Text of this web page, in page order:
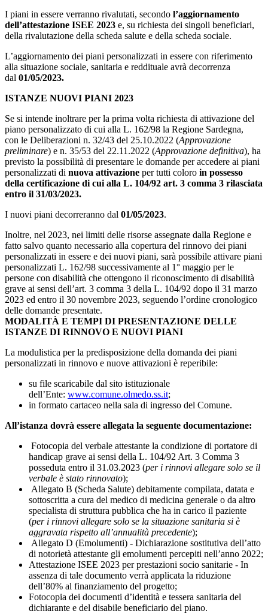
I piani in essere verranno rivalutati, secondo l’aggiornamento
dell’attestazione ISEE 2023 e, su richiesta dei singoli beneficiari,
della rivalutazione della scheda salute e della scheda sociale.
L’aggiornamento dei piani personalizzati in essere con riferimento
alla situazione sociale, sanitaria e reddituale avrà decorrenza
dal 01/05/2023.
ISTANZE NUOVI PIANI 2023
Se si intende inoltrare per la prima volta richiesta di attivazione del
piano personalizzato di cui alla L. 162/98 la Regione Sardegna,
con le Deliberazioni n. 32/43 del 25.10.2022 (Approvazione
preliminare) e n. 35/53 del 22.11.2022 (Approvazione definitiva), ha
previsto la possibilità di presentare le domande per accedere ai piani
personalizzati di nuova attivazione per tutti coloro in possesso
della certificazione di cui alla L. 104/92 art. 3 comma 3 rilasciata
entro il 31/03/2023.
I nuovi piani decorreranno dal 01/05/2023.
Inoltre, nel 2023, nei limiti delle risorse assegnate dalla Regione e
fatto salvo quanto necessario alla copertura del rinnovo dei piani
personalizzati in essere e dei nuovi piani, sarà possibile attivare piani
personalizzati L. 162/98 successivamente al 1° maggio per le
persone con disabilità che ottengono il riconoscimento di disabilità
grave ai sensi dell’art. 3 comma 3 della L. 104/92 dopo il 31 marzo
2023 ed entro il 30 novembre 2023, seguendo l’ordine cronologico
delle domande presentate.
MODALITÀ E TEMPI DI PRESENTAZIONE DELLE
ISTANZE DI RINNOVO E NUOVI PIANI
La modulistica per la predisposizione della domanda dei piani
personalizzati in rinnovo e nuove attivazioni è reperibile:
su file scaricabile dal sito istituzionale
dell’Ente: www.comune.olmedo.ss.it;
in formato cartaceo nella sala di ingresso del Comune.
All’istanza dovrà essere allegata la seguente documentazione:
Fotocopia del verbale attestante la condizione di portatore di
handicap grave ai sensi della L. 104/92 Art. 3 Comma 3
posseduta entro il 31.03.2023 (per i rinnovi allegare solo se il
verbale è stato rinnovato);
Allegato B (Scheda Salute) debitamente compilata, datata e
sottoscritta a cura del medico di medicina generale o da altro
specialista di struttura pubblica che ha in carico il paziente
(per i rinnovi allegare solo se la situazione sanitaria si è
aggravata rispetto all’annualità precedente);
Allegato D (Emolumenti) - Dichiarazione sostitutiva dell’atto
di notorietà attestante gli emolumenti percepiti nell’anno 2022;
Attestazione ISEE 2023 per prestazioni socio sanitarie - In
assenza di tale documento verrà applicata la riduzione
dell’80% al finanziamento del progetto;
Fotocopia dei documenti d’identità e tessera sanitaria del
dichiarante e del disabile beneficiario del piano.